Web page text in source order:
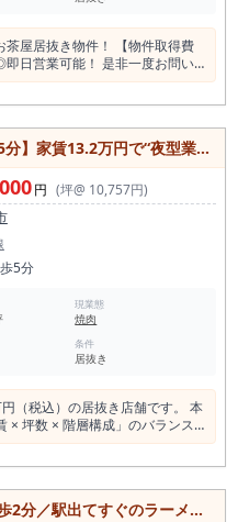
多く出るものではなく、条件が
ります。 内見は無料で
で、動線・視認性・運営イメー
やすくなります。 少しでも
をご確認ください。 同様の条件
討しやすい賃料水準です こん
ウト併設店 ・個人開業の1号店
、 単価勝負よりも「回転・リピ
多い ✔ ファミリー世帯比率高
料差
ストを抑えながら駅前路面に出
検討
れ
と視認性をご確認ください。
屋居抜き物件！ 【物件取得費
日営業可能！ 是非一度お問い
で“夜型業態が成立”する路面焼肉居抜き物件
円 (坪@ 10,757円)
5分
現業態
焼肉
条件
居抜き
（税込）の居抜き店舗です。 本
× 坪数 × 階層構成」のバランス
れば、 月
比率を抑えた経営が可能。 2〜3
居抜き物件／同業なら即営業可／ライバル店なし！／約9.98坪